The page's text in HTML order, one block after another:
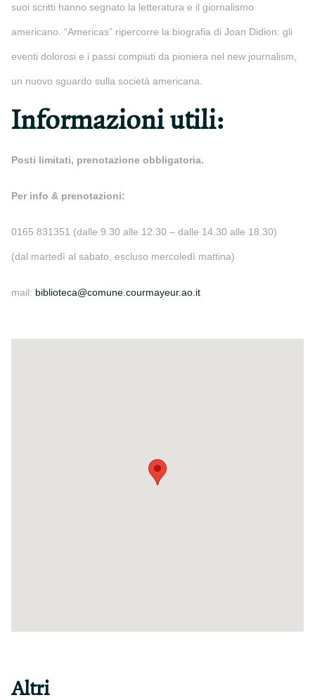
suoi scritti hanno segnato la letteratura e il giornalismo
americano. “Americas” ripercorre la biografia di Joan Didion: gli
eventi dolorosi e i passi compiuti da pioniera nel new journalism,
un nuovo sguardo sulla società americana.
Informazioni utili:
Posti limitati, prenotazione obbligatoria.
Per info & prenotazioni:
0165 831351 (dalle 9.30 alle 12.30 – dalle 14.30 alle 18.30)
(dal martedì al sabato, escluso mercoledì mattina)
mail: biblioteca@comune.courmayeur.ao.it
Altri